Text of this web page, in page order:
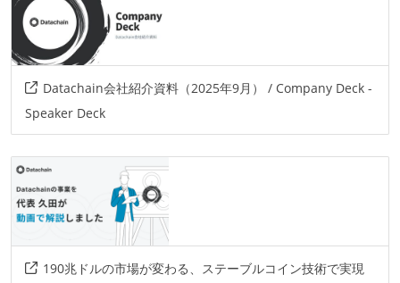
kubernetes wagmi
azure-cosmos-db
Datachain会社紹介資料（2025年9月） / Company Deck -
Speaker Deck
190兆ドルの市場が変わる、ステーブルコイン技術で実現